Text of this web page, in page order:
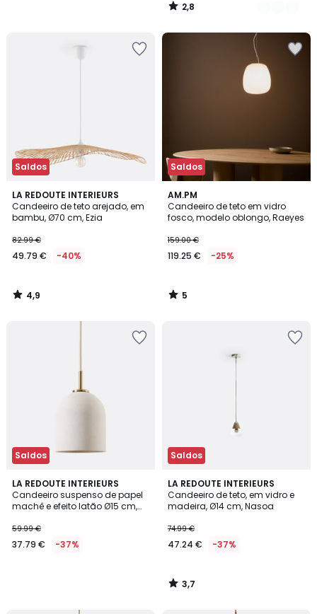
2,8
/
Saldos
LA REDOUTE INTERIEURS
Candeeiro de teto arejado, em
bambu, Ø70 cm, Ezia
82.99 €
49.79 € -40%
4,9
/ 5
4,9
/
Saldos
AM.PM
Candeeiro de teto em vidro
fosco, modelo oblongo, Raeyes
159.00 €
119.25 € -25%
5
/
5
5
/
Saldos
LA REDOUTE INTERIEURS
Candeeiro suspenso de papel
machê e efeito latão Ø15 cm,
59.99 €
37.79 € -37%
Saldos
LA REDOUTE INTERIEURS
Candeeiro de teto, em vidro e
madeira, Ø14 cm, Nasoa
74.99 €
47.24 € -37%
3,7
/ 5
3,7
/